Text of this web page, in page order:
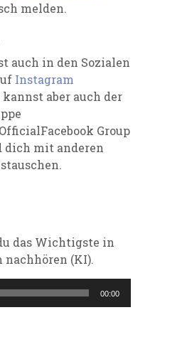
melden.
auch in den Sozialen
Instagram
aber auch der
Group
dich mit anderen
das Wichtigste in
nachhören (KI).
00:00